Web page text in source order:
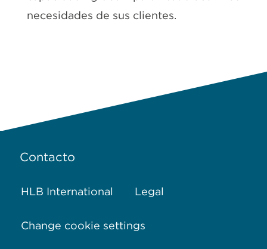
necesidades de sus clientes.
Contacto
HLB International Legal
Change cookie settings